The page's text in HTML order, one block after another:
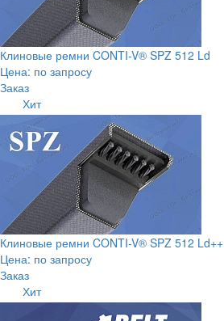
Клиновые ремни CONTI-V® SPZ 512 Ld
Цена: по запросу
Заказ
Хит
Клиновые ремни CONTI-V® SPZ 512 Ld++
Цена: по запросу
Заказ
Хит